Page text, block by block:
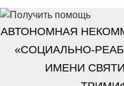
АВТОНОМНАЯ
«СОЦИАЛЬНО-
ИМЕНИ